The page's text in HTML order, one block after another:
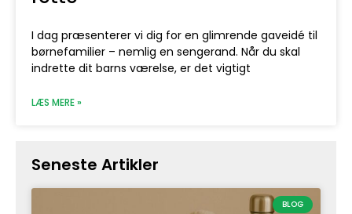
I dag præsenterer vi dig for en glimrende gaveidé til
børnefamilier – nemlig en sengerand. Når du skal
indrette dit barns værelse, er det vigtigt
LÆS MERE »
Seneste Artikler
BLOG